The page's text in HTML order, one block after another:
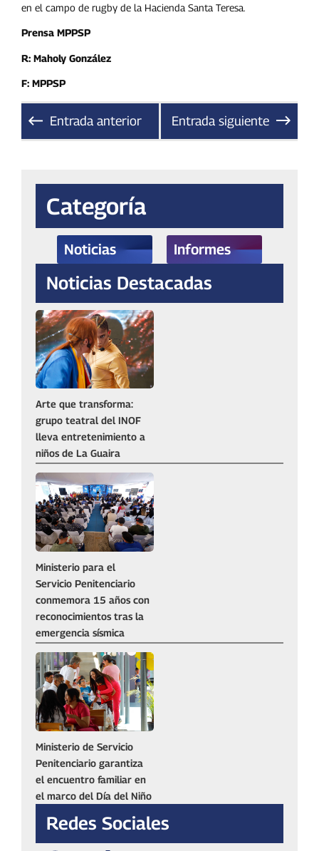
en el campo de rugby de la Hacienda Santa Teresa.
Prensa MPPSP
R: Maholy González
F: MPPSP
Entrada anterior Entrada siguiente
Categoría
Noticias Informes
Noticias Destacadas
Arte que transforma:
grupo teatral del INOF
lleva entretenimiento a
niños de La Guaira
Ministerio para el
Servicio Penitenciario
conmemora 15 años con
reconocimientos tras la
emergencia sísmica
Ministerio de Servicio
Penitenciario garantiza
el encuentro familiar en
el marco del Día del Niño
Redes Sociales